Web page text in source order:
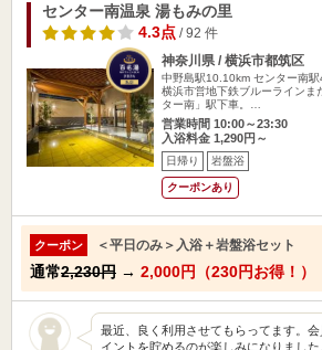
センター南温泉 湯もみの里
4.3点/ 92 件
神奈川県 / 横浜市都筑区
中野島駅10.10km センター南
横浜市営地下鉄ブルーラインま
ター南」駅下車。…
営業時間 10:00～23:30
入浴料金 1,290円～
日帰り 岩盤浴
クーポンあり
クーポン ＜平日のみ＞入浴＋岩盤浴セット
通常2,230円 → 2,000円（230円お得！）
最近、良く利用させてもらってます。
イントを貯めるのが楽しみになりました